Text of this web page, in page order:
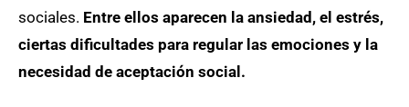
sociales. Entre ellos aparecen la ansiedad, el estrés,
ciertas dificultades para regular las emociones y la
necesidad de aceptación social.